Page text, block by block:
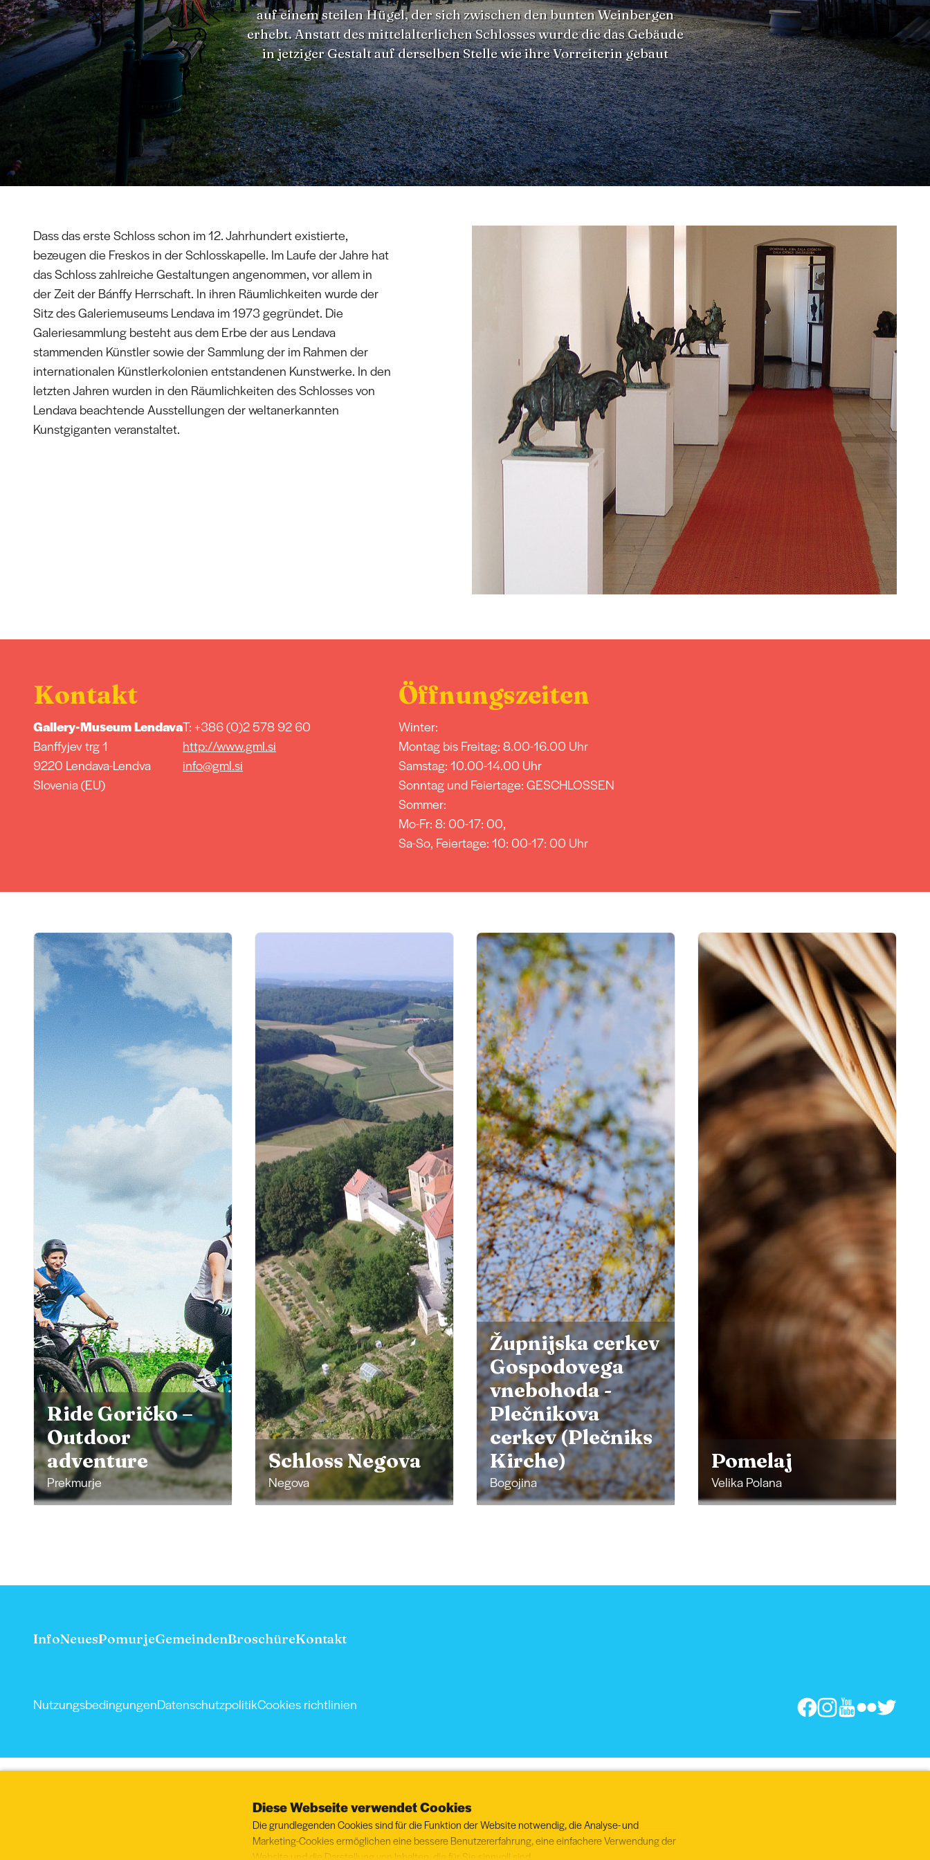
auf einem steilen Hügel, der sich zwischen den bunten Weinbergen
erhebt. Anstatt des mittelalterlichen Schlosses wurde die das Gebäude
in jetziger Gestalt auf derselben Stelle wie ihre Vorreiterin gebaut
Dass das erste Schloss schon im 12. Jahrhundert existierte,
bezeugen die Freskos in der Schlosskapelle. Im Laufe der Jahre hat
das Schloss zahlreiche Gestaltungen angenommen, vor allem in
der Zeit der Bánffy Herrschaft. In ihren Räumlichkeiten wurde der
Sitz des Galeriemuseums Lendava im 1973 gegründet. Die
Galeriesammlung besteht aus dem Erbe der aus Lendava
stammenden Künstler sowie der Sammlung der im Rahmen der
internationalen Künstlerkolonien entstandenen Kunstwerke. In den
letzten Jahren wurden in den Räumlichkeiten des Schlosses von
Lendava beachtende Ausstellungen der weltanerkannten
Kunstgiganten veranstaltet.
Kontakt
Gallery-Museum Lendava
Banffyjev trg 1
9220 Lendava-Lendva
Slovenia (EU)
T: +386 (0)2 578 92 60
http://www.gml.si
info@gml.si
Öffnungszeiten
Winter:
Montag bis Freitag: 8.00-16.00 Uhr
Samstag: 10.00-14.00 Uhr
Sonntag und Feiertage: GESCHLOSSEN
Sommer:
Mo-Fr: 8: 00-17: 00,
Sa-So, Feiertage: 10: 00-17: 00 Uhr
Schloss Negova
Negova
Župnijska cerkev
Gospodovega
vnebohoda -
Plečnikova
cerkev (Plečniks
Kirche)
Bogojina
Pomelaj
Velika Polana
Murska Sobota
Galerie
Murska Sobota
InfoNeuesPomurjeGemeindenBroschüreKontakt
NutzungsbedingungenDatenschutzpolitikCookies richtlinien
Diese Webseite verwendet Cookies
Die grundlegenden Cookies sind für die Funktion der Website notwendig, die Analyse- und
Marketing-Cookies ermöglichen eine bessere Benutzererfahrung, eine einfachere Verwendung der
Website und die Darstellung von Inhalten, die für Sie sinnvoll sind.